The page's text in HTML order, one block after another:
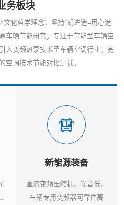
务板块
文化哲学理念；坚持“朗进造=用心造”
车辆节能研究；专注于节能型车辆空
入变频热泵技术至车辆空调行业；完
空调技术节能对比测试。
新能源装备
直流变频压缩机、噪音低，
车辆专用变频器可靠性高